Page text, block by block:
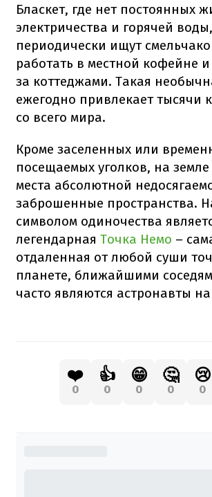
Бласкет, где нет постоянных
электричества и горячей воды,
периодически ищут
работать в местной кофейне
за коттеджами. Такая
ежегодно привлекает тысячи
со всего мира.
Кроме заселенных или
посещаемых уголков, на
места абсолютной
заброшенные пространства.
символом одиночества
легендарная Точка Немо –
отдаленная от любой суши
планете, ближайшими
часто являются астронавты
❤️
0
👍
0
😁
0
🤔
0
😢
0